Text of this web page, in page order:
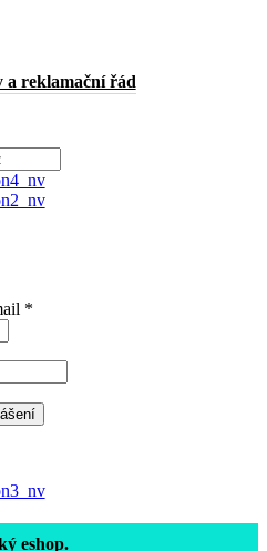
a reklamační řád
*
eshop.